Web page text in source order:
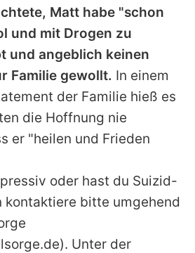
Matt habe "schon
und mit Drogen zu
und angeblich keinen
Familie gewollt. In einem
der Familie hieß es
die Hoffnung nie
er "heilen und Frieden
oder hast du Suizid-
kontaktiere bitte umgehend
Unter der